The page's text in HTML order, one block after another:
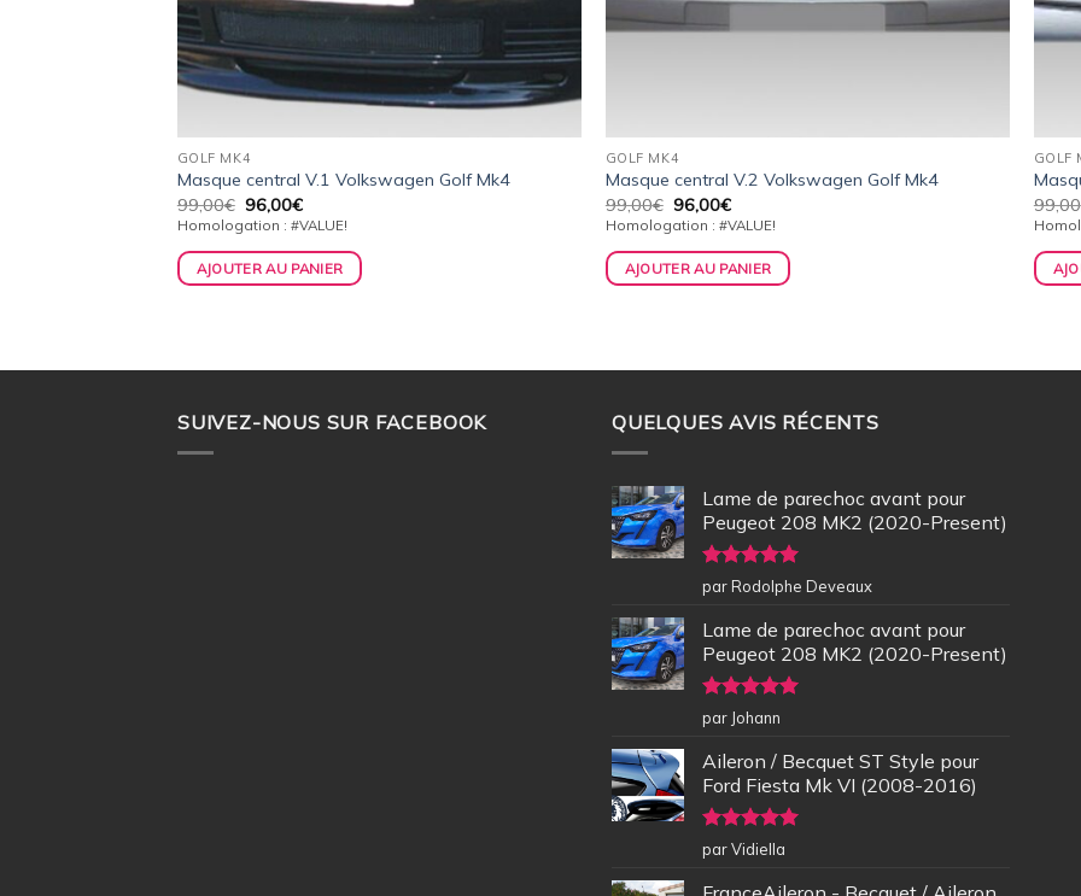
GOLF MK4
Masque central V.1 Volkswagen Golf Mk4
99,00€ Le
prix
initial
était :
99,00€.
96,00€Le
prix
actuel
est :
96,00€.
Homologation : #VALUE!
AJOUTER AU PANIER
GOLF MK4
Masque central V.2 Volkswagen Golf Mk4
99,00€ Le
prix
initial
était :
99,00€.
96,00€Le
prix
actuel
est :
96,00€.
Homologation : #VALUE!
AJOUTER AU PANIER
GOLF
99,00
SUIVEZ-NOUS SUR FACEBOOK QUELQUES AVIS RÉCENTS
Lame de parechoc avant pour
Peugeot 208 MK2 (2020-Present)
Note5sur
5
par Rodolphe Deveaux
Lame de parechoc avant pour
Peugeot 208 MK2 (2020-Present)
Note5sur
5
par Johann
Aileron / Becquet ST Style pour
Ford Fiesta Mk VI (2008-2016)
Note5sur
5
par Vidiella